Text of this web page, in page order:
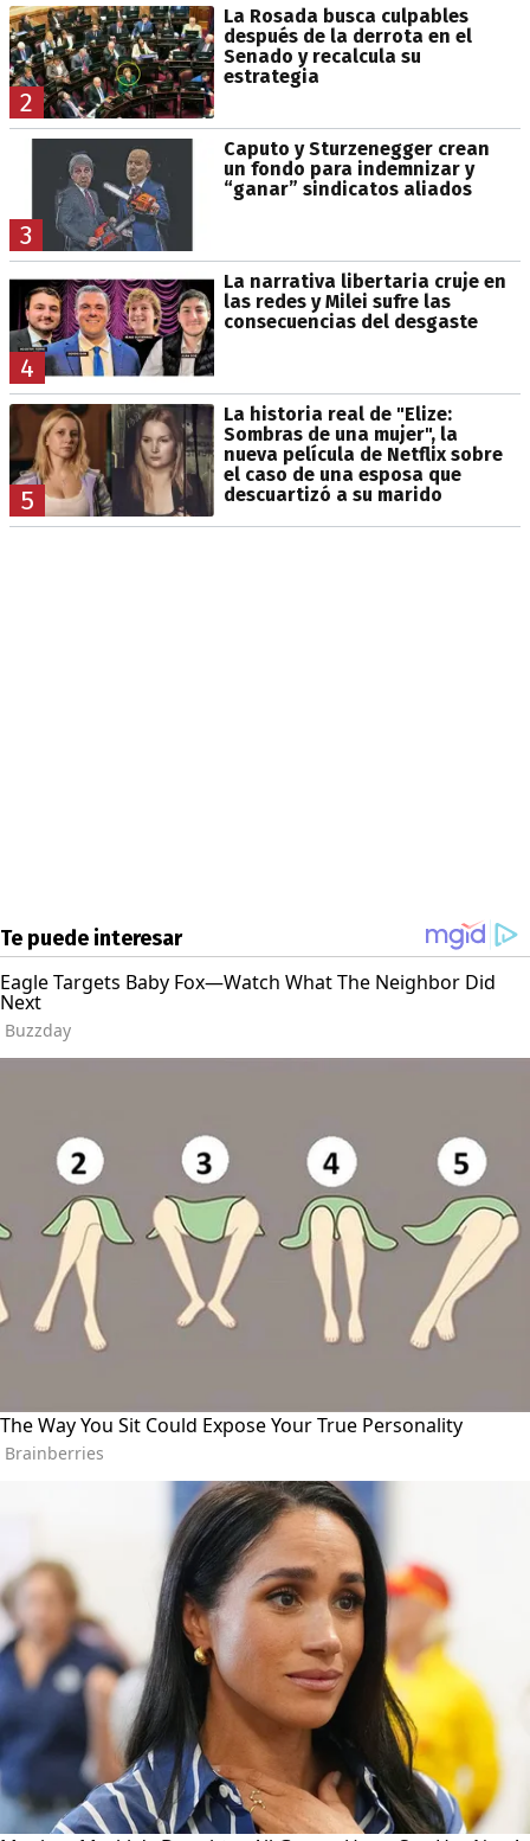
2
La Rosada busca culpables
después de la derrota en el
Senado y recalcula su
estrategia
3
Caputo y Sturzenegger crean
un fondo para indemnizar y
“ganar” sindicatos aliados
4
La narrativa libertaria cruje en
las redes y Milei sufre las
consecuencias del desgaste
5
La historia real de "Elize:
Sombras de una mujer", la
nueva película de Netflix sobre
el caso de una esposa que
descuartizó a su marido